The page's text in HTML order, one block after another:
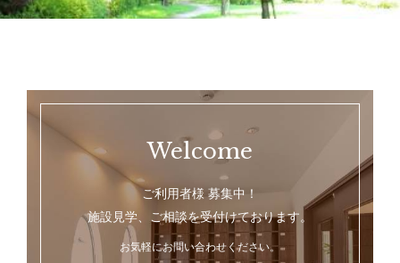
Welcome
ご利用者様 募集中！
施設見学、ご相談を受付けております。
お気軽にお問い合わせください。